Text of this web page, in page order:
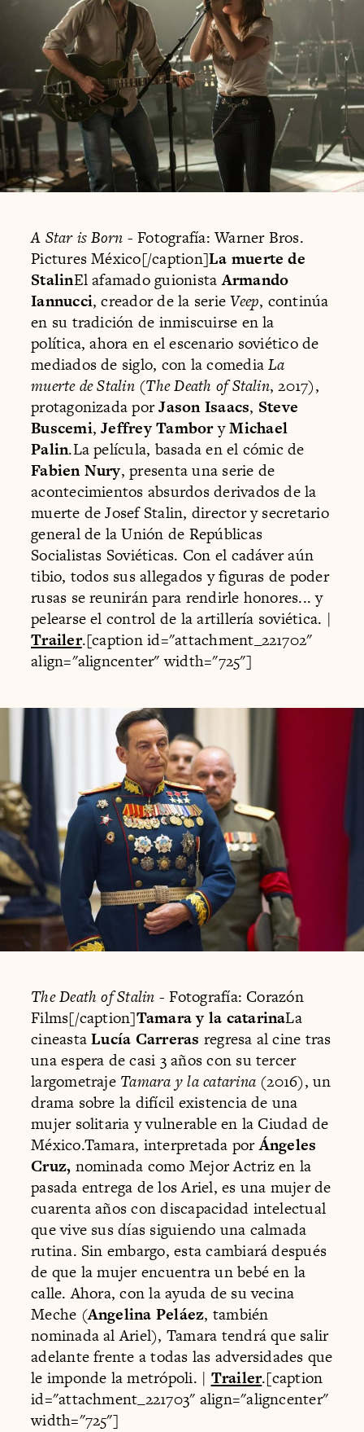
A Star is Born - Fotografía: Warner Bros.
Pictures México[/caption]La muerte de
StalinEl afamado guionistaArmando
Iannucci, creador de la serieVeep, continúa
en su tradición de inmiscuirse en la
política, ahora en el escenario soviético de
mediados de siglo, con la comediaLa
muerte de Stalin(The Death of Stalin, 2017),
protagonizada porJason Isaacs, Steve
Buscemi,Jeffrey TamboryMichael
Palin.La película, basada en el cómic de
Fabien Nury, presenta una serie de
acontecimientos absurdos derivados de la
muerte de Josef Stalin, director y secretario
general de la Unión de Repúblicas
Socialistas Soviéticas. Con el cadáver aún
tibio, todos sus allegados y figuras de poder
rusas se reunirán para rendirle honores... y
pelearse el control de la artillería soviética. |
Trailer.[caption id="attachment_221702"
align="aligncenter" width="725"]
The Death of Stalin - Fotografía: Corazón
Films[/caption]Tamara y la catarinaLa
cineastaLucía Carreras regresa al cine tras
una espera de casi 3 años con su tercer
largometraje Tamara y la catarina (2016), un
drama sobre la difícil existencia de una
mujer solitaria y vulnerable en la Ciudad de
México.Tamara, interpretada porÁngeles
Cruz, nominada como Mejor Actriz en la
pasada entrega de los Ariel, es una mujer de
cuarenta años con discapacidad intelectual
que vive sus días siguiendo una calmada
rutina. Sin embargo, esta cambiará después
de que la mujer encuentra un bebé en la
calle. Ahora, con la ayuda de su vecina
Meche (Angelina Peláez, también
nominada al Ariel), Tamara tendrá que salir
adelante frente a todas las adversidades que
le imponde la metrópoli. | Trailer.[caption
id="attachment_221703" align="aligncenter"
width="725"]